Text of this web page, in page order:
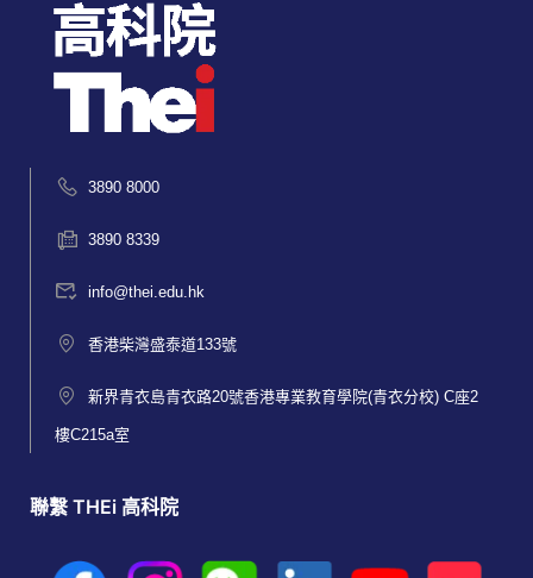
3890 8000
3890 8339
info@thei.edu.hk
香港柴灣盛泰道133號
新界青衣島青衣路20號香港專業教育學院(青衣分校) C座2
樓C215a室
聯繫 THEi 高科院